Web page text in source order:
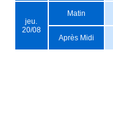
jeu.
20/08
Matin
Après Midi